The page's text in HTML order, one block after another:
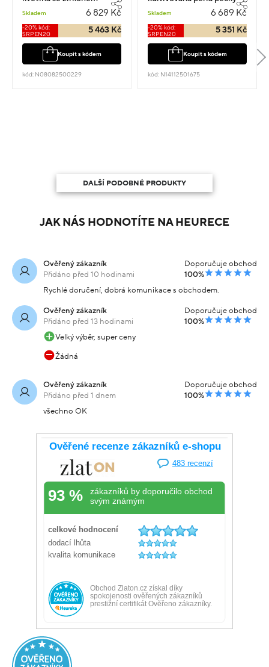
Skladem 6 829 Kč
-20% kód:
SRPEN20
5 463 Kč
Koupit s kódem
kód: N08082500229
Skladem 6 689 Kč
-20% kód:
SRPEN20
5 351 Kč
Koupit s kódem
kód: N14112501675
DALŠÍ PODOBNÉ PRODUKTY
JAK NÁS HODNOTÍTE NA HEURECE
Ověřený zákazník
Přidáno před 10 hodinami
Doporučuje obchod
100%
Rychlé doručení, dobrá komunikace s obchodem.
Ověřený zákazník
Přidáno před 13 hodinami
Doporučuje obchod
100%
Velký výběr, super ceny
Žádná
Ověřený zákazník
Přidáno před 1 dnem
Doporučuje obchod
100%
všechno OK